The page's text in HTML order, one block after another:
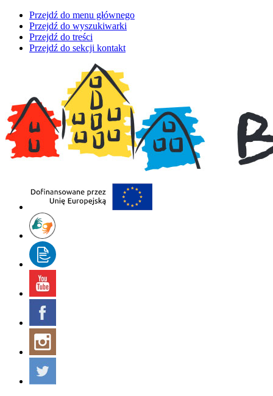
Przejdź do menu głównego
Przejdź do wyszukiwarki
Przejdź do treści
Przejdź do sekcji kontakt